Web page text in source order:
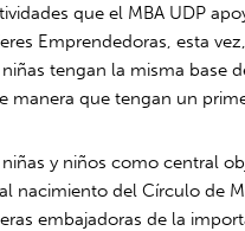
que el MBA UDP
Emprendedoras, esta
tengan la misma base
manera que tengan un
y niños como central
nacimiento del Círculo de
embajadoras de la